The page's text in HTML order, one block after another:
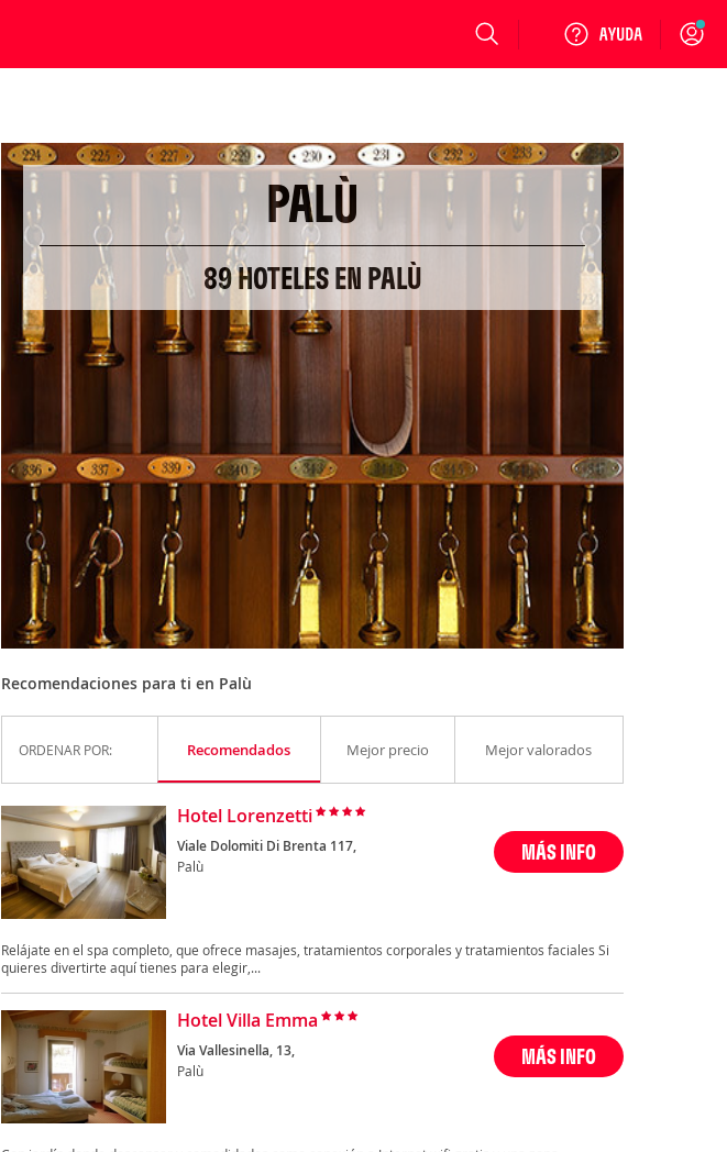
Login
PALÙ
89 HOTELES EN PALÙ
Recomendaciones para ti en Palù
ORDENAR POR: Recomendados Mejor precio Mejor valorados
Hotel Lorenzetti
Viale Dolomiti Di Brenta 117,
Palù
MÁS INFO
Relájate en el spa completo, que ofrece masajes, tratamientos corporales y tratamientos faciales Si
quieres divertirte aquí tienes para elegir,...
Hotel Villa Emma
Via Vallesinella, 13,
Palù
MÁS INFO